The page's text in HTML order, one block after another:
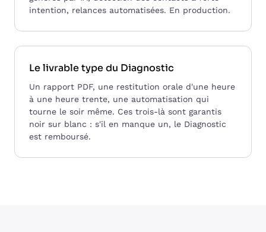
intention, relances automatisées. En production.
Le livrable type du Diagnostic
Un rapport PDF, une restitution orale d'une heure
à une heure trente, une automatisation qui
tourne le soir même. Ces trois-là sont garantis
noir sur blanc : s'il en manque un, le Diagnostic
est remboursé.